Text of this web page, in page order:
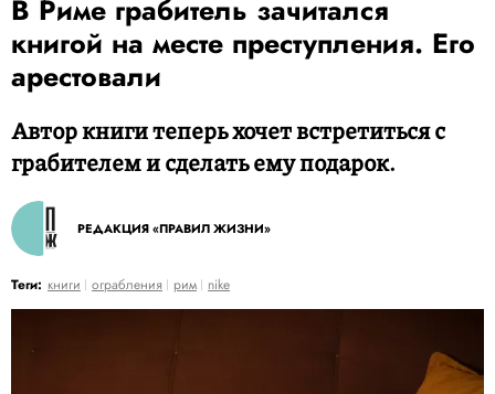
В Риме грабитель зачитался
книгой на месте преступления. Его
арестовали
Автор книги теперь хочет встретиться с
грабителем и сделать ему подарок.
РЕДАКЦИЯ «ПРАВИЛ ЖИЗНИ»
Теги: книги ограбления рим nike